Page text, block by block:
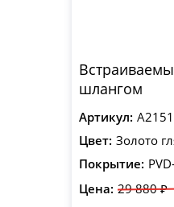
шлангом
Артикул:
Цвет: Золото
Покрытие:
Цена: 29 880 ₽